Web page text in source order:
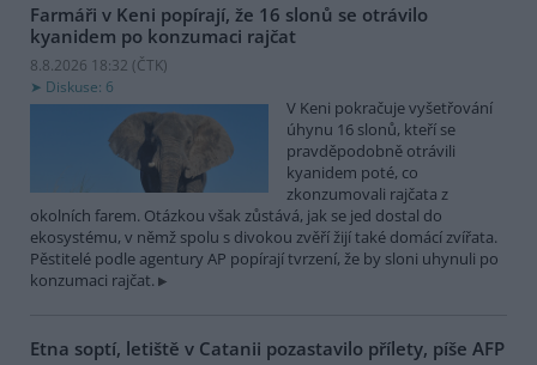
Farmáři v Keni popírají, že 16 slonů se otrávilo
kyanidem po konzumaci rajčat
8.8.2026 18:32 (ČTK)
Diskuse: 6
V Keni pokračuje vyšetřování
úhynu 16 slonů, kteří se
pravděpodobně otrávili
kyanidem poté, co
zkonzumovali rajčata z
okolních farem. Otázkou však zůstává, jak se jed dostal do
ekosystému, v němž spolu s divokou zvěří žijí také domácí zvířata.
Pěstitelé podle agentury AP popírají tvrzení, že by sloni uhynuli po
konzumaci rajčat.
Etna soptí, letiště v Catanii pozastavilo přílety, píše AFP